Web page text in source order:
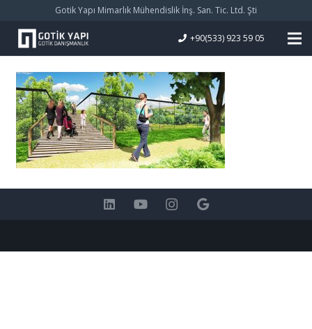
Gotik Yapı Mimarlık Mühendislik İnş. San. Tic. Ltd. Şti
+90(533) 923 59 05